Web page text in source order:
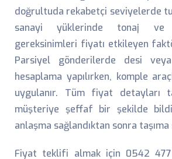
doğrultuda rekabetçi seviyelerde
sanayi yüklerinde tonaj ve
gereksinimleri fiyatı etkileyen
Parsiyel gönderilerde desi
hesaplama yapılırken, komple
uygulanır. Tüm fiyat detayları
müşteriye şeffaf bir şekilde
anlaşma sağlandıktan sonra taşıma
Fiyat teklifi almak için 0542 477